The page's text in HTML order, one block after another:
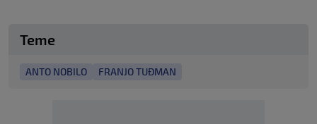
Teme
ANTO NOBILO FRANJO TUĐMAN